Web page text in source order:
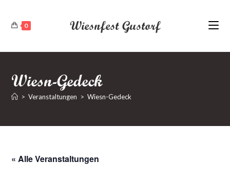
springen
0 Wiesnfest Gustorf
Wiesn-Gedeck
> Veranstaltungen > Wiesn-Gedeck
« Alle Veranstaltungen